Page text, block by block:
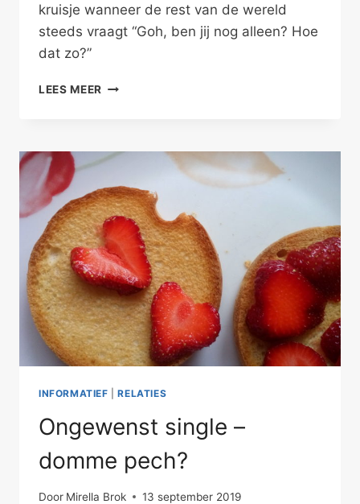
kruisje wanneer de rest van de wereld
steeds vraagt “Goh, ben jij nog alleen? Hoe
dat zo?”
LEES MEER VERDRAAG
INFORMATIEF |RELATIES
Ongewenst single –
domme pech?
Door Mirella Brok 13 september 2019